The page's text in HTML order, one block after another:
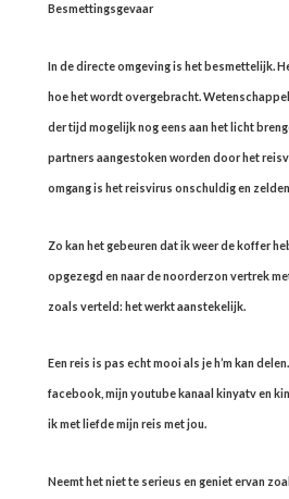
Besmettingsgevaar
In de directe omgeving is het besmettelijk.
hoe het wordt overgebracht.
der tijd mogelijk nog eens aan het licht
partners aangestoken worden door het
omgang is het reisvirus onschuldig en
Zo kan het gebeuren dat ik weer de koffer
opgezegd en naar de noorderzon vertrek
zoals verteld: het werkt aanstekelijk.
Een reis is pas echt mooi als je h’m kan
facebook, mijn youtube kanaal kinyatv en
ik met liefde mijn reis met jou.
Neemt het niet te serieus en geniet ervan